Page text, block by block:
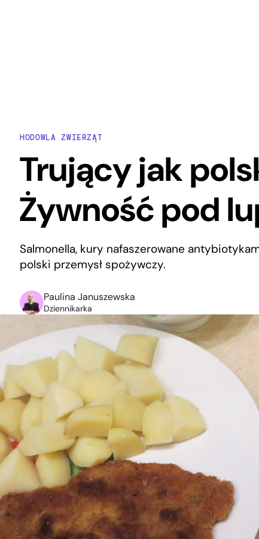
HODOWLA ZWIERZĄT
Trujący jak
Żywność pod
Salmonella, kury nafaszerowane
polski przemysł spożywczy.
Paulina Januszewska
Dziennikarka